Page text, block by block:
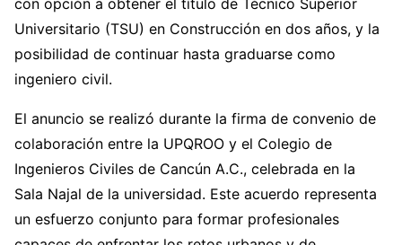
con opción a obtener el título de Técnico Superior
Universitario (TSU) en Construcción en dos años, y la
posibilidad de continuar hasta graduarse como
ingeniero civil.
El anuncio se realizó durante la firma de convenio de
colaboración entre la UPQROO y el Colegio de
Ingenieros Civiles de Cancún A.C., celebrada en la
Sala Najal de la universidad. Este acuerdo representa
un esfuerzo conjunto para formar profesionales